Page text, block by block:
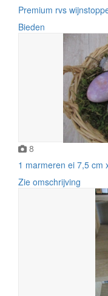
Premium rvs
Bieden
8
1 marmeren ei 7,5 cm
Zie omschrijving